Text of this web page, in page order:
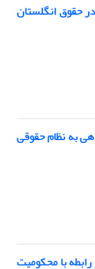
حقوق انگلستان
به نظام حقوقی
با محکومیت